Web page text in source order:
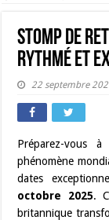
Stomp de
rythmé et
22 septembre
Préparez-vous
phénomène
dates
octobre 2025.
britannique